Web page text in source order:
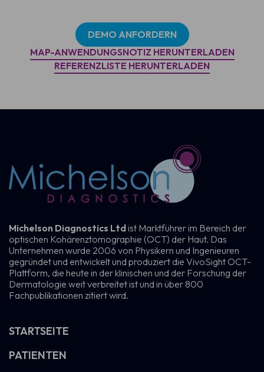
DEMO ANFORDERN
MAP-ANWENDUNGSNOTIZ HERUNTERLADEN
REFERENZLISTE HERUNTERLADEN
Michelson Diagnostics Ltdist Marktführer im Bereich der
optischen Kohärenztomographie (OCT) der Haut. Das
Unternehmen wurde 2006 von Physikern und Ingenieuren
gegründet und entwickelt und produziert die VivoSight OCT-
Plattform, die heute in der klinischen und der Forschung der
Dermatologie weit verbreitet ist und in über 800
Fachpublikationen zitiert wird.
STARTSEITE
PATIENTEN